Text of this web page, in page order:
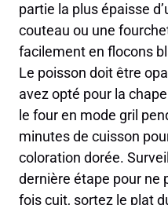
partie la plus épaisse
couteau ou une
facilement en flocons
Le poisson doit être
avez opté pour la
le four en mode gril
minutes de cuisson
coloration dorée.
dernière étape pour ne
fois cuit, sortez le plat